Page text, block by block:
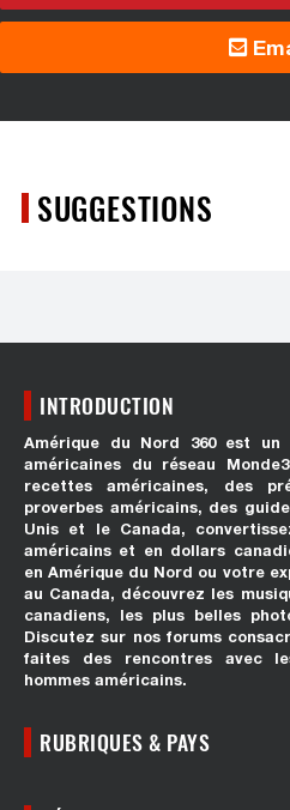
SUGGESTIONS
INTRODUCTION
Amérique du Nord 360 est
américaines du réseau
recettes américaines, des
proverbes américains, des
Unis et le Canada,
américains et en dollars
en Amérique du Nord ou votre
au Canada, découvrez les
canadiens, les plus belles
Discutez sur nos forums
faites des rencontres avec
hommes américains.
RUBRIQUES & PAYS